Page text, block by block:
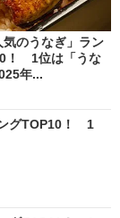
気のうなぎ」ラン
！ 1位は「うな
年...
ングTOP10！ 1